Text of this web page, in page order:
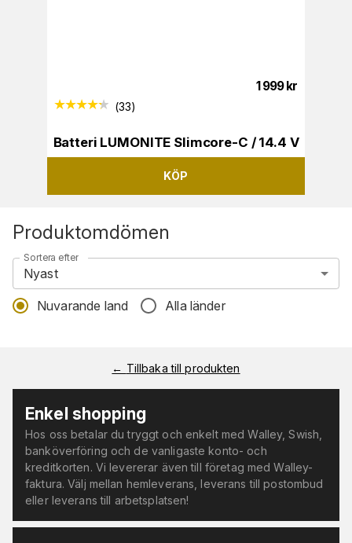
1 999 kr
(33)
Batteri LUMONITE Slimcore-C / 14.4 V
KÖP
Produktomdömen
Sortera efter
Nyast
Nuvarande land Alla länder
← Tillbaka till produkten
Enkel shopping
Hos oss betalar du tryggt och enkelt med Walley, Swish,
banköverföring och de vanligaste konto- och
kreditkorten. Vi levererar även till företag med Walley-
faktura. Välj mellan hemleverans, leverans till postombud
eller leverans till arbetsplatsen!